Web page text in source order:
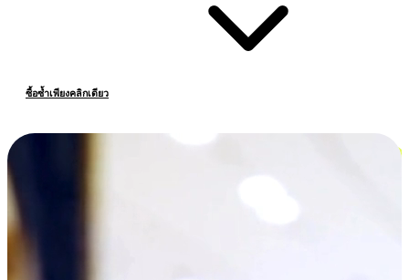
ซื้อซ้ำเพียงคลิกเดียว